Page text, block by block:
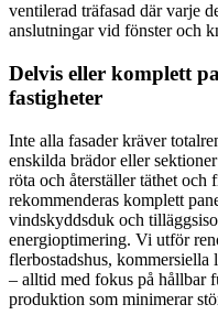
ventilerad träfasad där varje
anslutningar vid fönster och
Delvis eller komplett
fastigheter
Inte alla fasader kräver
enskilda brädor eller
röta och återställer täthet och
rekommenderas komplett
vindskyddsduk och
energioptimering. Vi utför
flerbostadshus, kommersiella
– alltid med fokus på hållbar
produktion som minimerar